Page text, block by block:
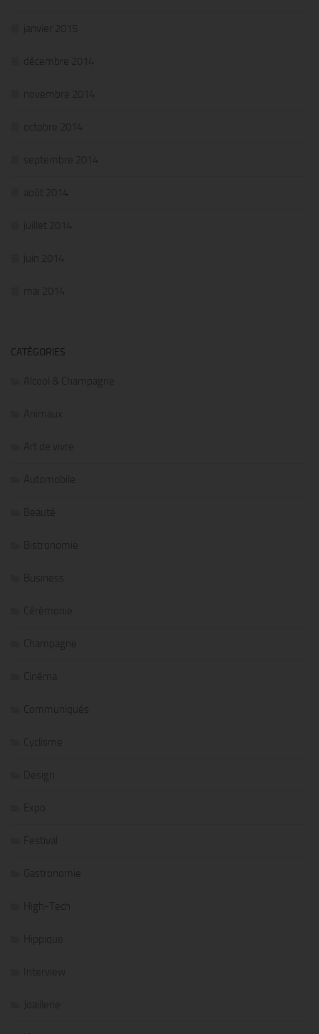
janvier 2015
décembre 2014
novembre 2014
octobre 2014
septembre 2014
août 2014
juillet 2014
juin 2014
mai 2014
CATÉGORIES
Alcool & Champagne
Animaux
Art de vivre
Automobile
Beauté
Bistronomie
Business
Cérémonie
Champagne
Cinéma
Communiqués
Cyclisme
Design
Expo
Festival
Gastronomie
High-Tech
Hippique
Interview
Joaillerie